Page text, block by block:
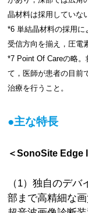
晶材料は採用していな
*6 単結晶材料の採用
受信方向を揃え，圧電
*7 Point Of Careの略
て，医師が患者の目前
治療を行うこと。
●主な特長
＜SonoSite Edge
（1）独自のデ
部まで高精細な